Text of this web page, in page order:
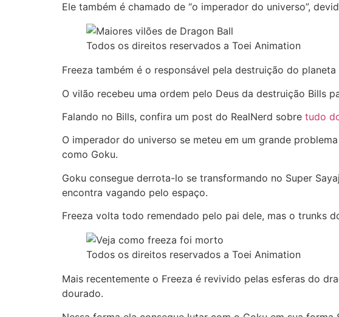
Ele também é chamado de “o imperador do universo”,
Todos os direitos reservados a Toei Animation
Freeza também é o responsável pela destruição do
O vilão recebeu uma ordem pelo Deus da destruição Bills
Falando no Bills, confira um post do RealNerd sobre tudo
O imperador do universo se meteu em um grande
como Goku.
Goku consegue derrota-lo se transformando no Super
encontra vagando pelo espaço.
Freeza volta todo remendado pelo pai dele, mas o trunks
Todos os direitos reservados a Toei Animation
Mais recentemente o Freeza é revivido pelas esferas do
dourado.